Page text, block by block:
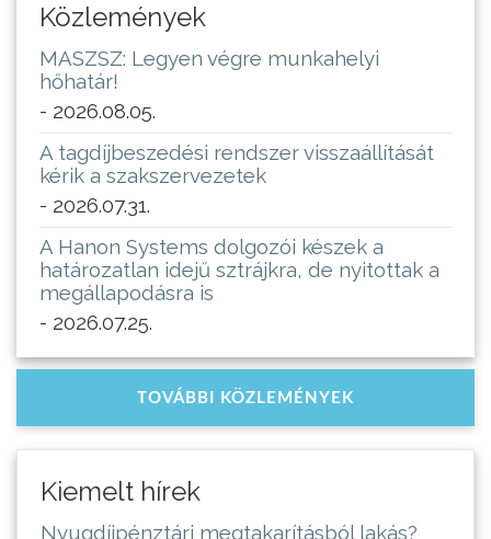
Közlemények
MASZSZ: Legyen végre munkahelyi
hőhatár!
- 2026.08.05.
A tagdíjbeszedési rendszer visszaállítását
kérik a szakszervezetek
- 2026.07.31.
A Hanon Systems dolgozói készek a
határozatlan idejű sztrájkra, de nyitottak a
megállapodásra is
- 2026.07.25.
TOVÁBBI KÖZLEMÉNYEK
Kiemelt hírek
Nyugdíjpénztári megtakarításból lakás?